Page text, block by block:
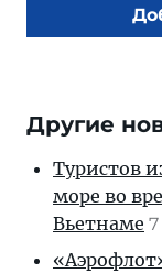
Другие
Туристов
море во
Вьетнаме 7